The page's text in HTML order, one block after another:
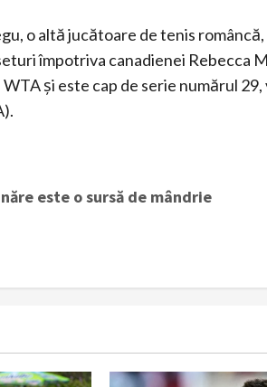
o altă jucătoare de tenis
împotriva canadienei Rebecca
și este cap de serie numărul
este o sursă de mândrie